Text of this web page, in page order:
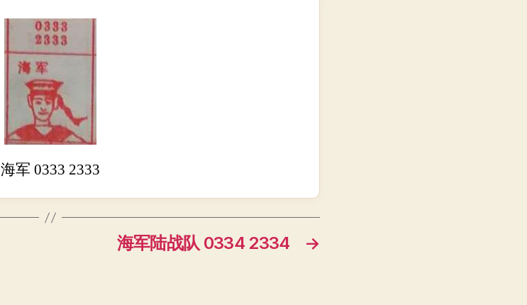
日
海军 0333 2333
→
海军陆战队 0334 2334